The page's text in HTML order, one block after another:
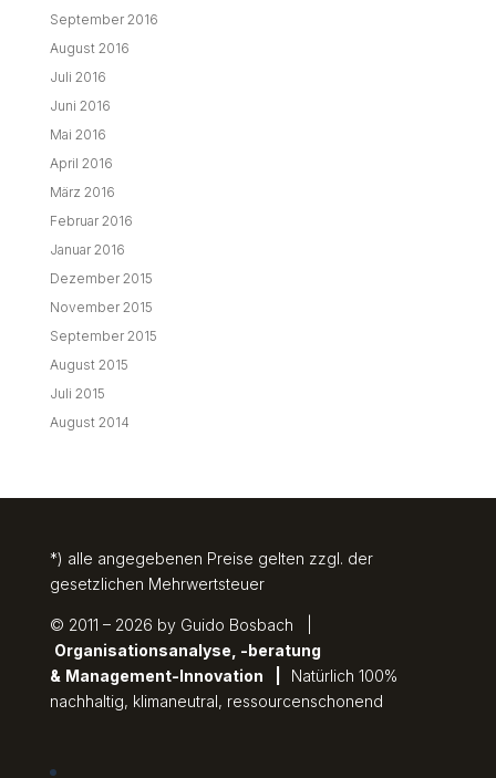
September 2016
August 2016
Juli 2016
Juni 2016
Mai 2016
April 2016
März 2016
Februar 2016
Januar 2016
Dezember 2015
November 2015
September 2015
August 2015
Juli 2015
August 2014
*) alle angegebenen Preise gelten zzgl. der
gesetzlichen Mehrwertsteuer
© 2011 – 2026 by Guido Bosbach |
Organisationsanalyse, -beratung
& Management-Innovation
Natürlich 100%
nachhaltig, klimaneutral, ressourcenschonend